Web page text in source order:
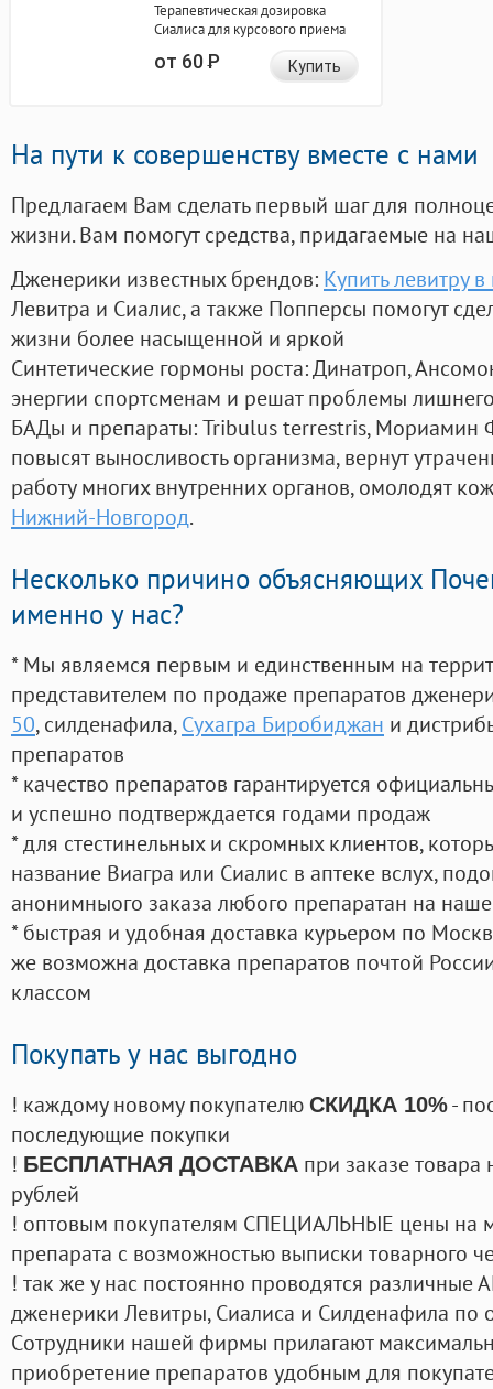
Терапевтическая дозировка
Сиалиса для курсового приема
от 60Р Купить
На пути к совершенству вместе с нами
Предлагаем Вам сделать первый шаг для
жизни. Вам помогут средства, придагаемые на
Дженерики известных брендов: Купить левитру
Левитра и Сиалис, а также Попперсы помогут
жизни более насыщенной и яркой
Синтетические гормоны роста: Динатроп,
энергии спортсменам и решат проблемы
БАДы и препараты:Tribulus terrestris, Мориамин
повысят выносливость организма, вернут
работу многих внутренних органов, омолодят
Нижний-Новгород.
Несколько причино объясняющих
именно у нас?
* Мы являемся первым и единственным на
представителем по продаже препаратов
50, силденафила, Сухагра Биробиджан и
препаратов
* качество препаратов гарантируется
и успешно подтверждается годами продаж
* для стестинельных и скромных клиентов,
название Виагра или Сиалис в аптеке вслух,
анонимныого заказа любого препаратан на
* быстрая и удобная доставка курьером по
же возможна доставка препаратов почтой
классом
Покупать у нас выгодно
! каждому новому покупателю СКИДКА 10%-
последующие покупки
! БЕСПЛАТНАЯ ДОСТАВКА при заказе
рублей
! оптовым покупателям СПЕЦИАЛЬНЫЕ цены на
препарата с возможностью выписки товарного
! так же у нас постоянно проводятся
дженерики Левитры, Сиалиса и Силденафила по
Cотрудники нашей фирмы прилагают
приобретение препаратов удобным для